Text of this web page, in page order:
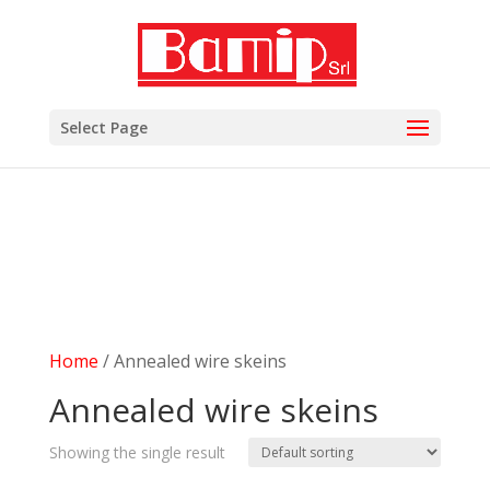
'woocommerce_hide_category_count' ); function
woocommerce_hide_category_count() { // lasciare la
Select Page
Home / Annealed wire skeins
Annealed wire skeins
Showing the single result